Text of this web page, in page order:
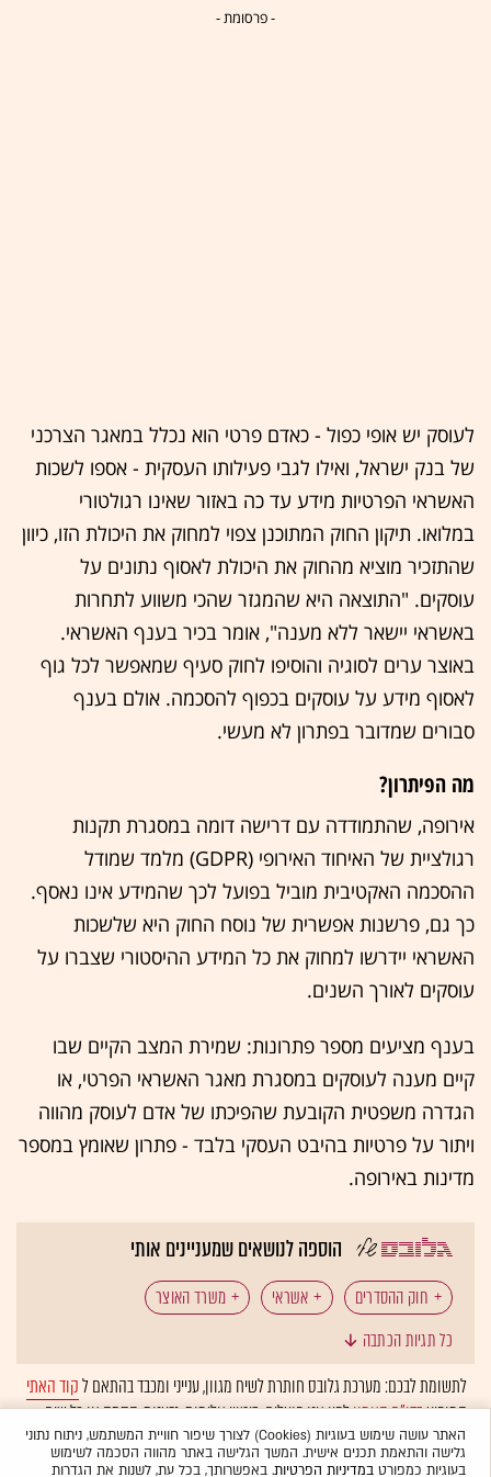
- פרסומת -
לעוסק יש אופי כפול - כאדם פרטי הוא נכלל במאגר הצרכני
של בנק ישראל, ואילו לגבי פעילותו העסקית - אספו לשכות
האשראי הפרטיות מידע עד כה באזור שאינו רגולטורי
במלואו. תיקון החוק המתוכנן צפוי למחוק את היכולת הזו, כיוון
שהתזכיר מוציא מהחוק את היכולת לאסוף נתונים על
עוסקים. "התוצאה היא שהמגזר שהכי משווע לתחרות
באשראי יישאר ללא מענה", אומר בכיר בענף האשראי.
באוצר ערים לסוגיה והוסיפו לחוק סעיף שמאפשר לכל גוף
לאסוף מידע על עוסקים בכפוף להסכמה. אולם בענף
סבורים שמדובר בפתרון לא מעשי.
מה הפיתרון?
אירופה, שהתמודדה עם דרישה דומה במסגרת תקנות
רגולציית של האיחוד האירופי (GDPR) מלמד שמודל
ההסכמה האקטיבית מוביל בפועל לכך שהמידע אינו נאסף.
כך גם, פרשנות אפשרית של נוסח החוק היא שלשכות
האשראי יידרשו למחוק את כל המידע ההיסטורי שצברו על
עוסקים לאורך השנים.
בענף מציעים מספר פתרונות: שמירת המצב הקיים שבו
קיים מענה לעוסקים במסגרת מאגר האשראי הפרטי, או
הגדרה משפטית הקובעת שהפיכתו של אדם לעוסק מהווה
ויתור על פרטיות בהיבט העסקי בלבד - פתרון שאומץ במספר
מדינות באירופה.
הוספה לנושאים שמעניינים אותי
חוק ההסדרים אשראי משרד האוצר
כל תגיות הכתבה
לתשומת לבכם: מערכת גלובס חותרת לשיח מגוון, ענייני ומכבד בהתאם לקוד האתי
המופיעבדו"ח האמוןלפיו אנו פועלים. ביטויי אלימות, גזענות, הסתה או כל שיח
בלתי הולם אחר מסוננים בצורהאוטומטיתולא יפורסמו באתר.
האתר עושה שימוש בעוגיות (Cookies) לצורך שיפור חוויית המשתמש, ניתוח נתוני
גלישה והתאמת תכנים אישית. המשך הגלישה באתר מהווה הסכמה לשימוש
בעוגיות כמפורטבמדיניות הפרטיות. באפשרותך, בכל עת, לשנות את הגדרות